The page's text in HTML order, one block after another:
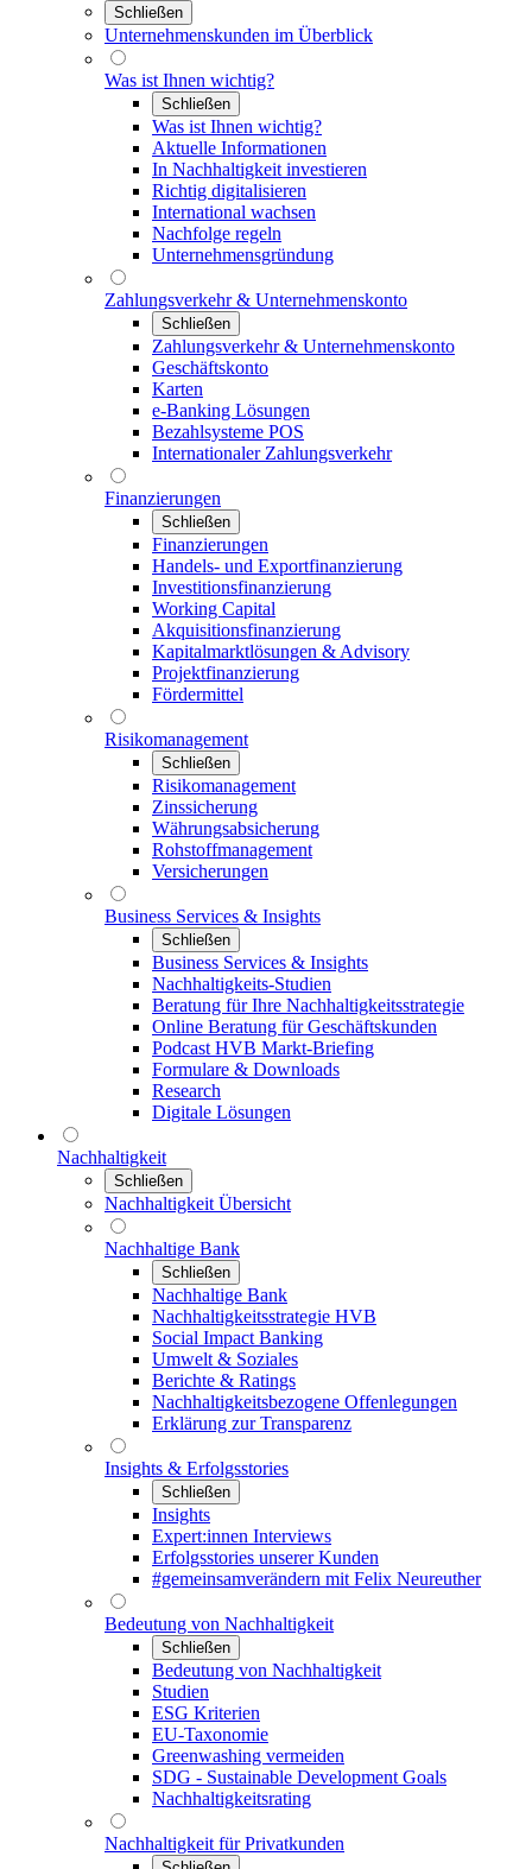
Schließen
Unternehmenskunden im Überblick
Was ist Ihnen wichtig?
Schließen
Was ist Ihnen wichtig?
Aktuelle Informationen
In Nachhaltigkeit investieren
Richtig digitalisieren
International wachsen
Nachfolge regeln
Unternehmensgründung
Zahlungsverkehr & Unternehmenskonto
Schließen
Zahlungsverkehr & Unternehmenskonto
Geschäftskonto
Karten
e-Banking Lösungen
Bezahlsysteme POS
Internationaler Zahlungsverkehr
Finanzierungen
Schließen
Finanzierungen
Handels- und Exportfinanzierung
Investitionsfinanzierung
Working Capital
Akquisitionsfinanzierung
Kapitalmarktlösungen & Advisory
Projektfinanzierung
Fördermittel
Risikomanagement
Schließen
Risikomanagement
Zinssicherung
Währungsabsicherung
Rohstoffmanagement
Versicherungen
Business Services & Insights
Schließen
Business Services & Insights
Nachhaltigkeits-Studien
Beratung für Ihre Nachhaltigkeitsstrategie
Online Beratung für Geschäftskunden
Podcast HVB Markt-Briefing
Formulare & Downloads
Research
Digitale Lösungen
Nachhaltigkeit
Schließen
Nachhaltigkeit Übersicht
Nachhaltige Bank
Schließen
Nachhaltige Bank
Nachhaltigkeitsstrategie HVB
Social Impact Banking
Umwelt & Soziales
Berichte & Ratings
Nachhaltigkeitsbezogene Offenlegungen
Erklärung zur Transparenz
Insights & Erfolgsstories
Schließen
Insights
Expert:innen Interviews
Erfolgsstories unserer Kunden
#gemeinsamverändern mit Felix Neureuther
Bedeutung von Nachhaltigkeit
Schließen
Bedeutung von Nachhaltigkeit
Studien
ESG Kriterien
EU-Taxonomie
Greenwashing vermeiden
SDG - Sustainable Development Goals
Nachhaltigkeitsrating
Nachhaltigkeit für Privatkunden